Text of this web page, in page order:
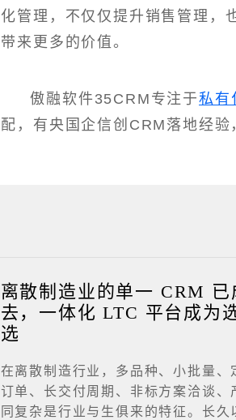
化管理，不仅仅提升销售管理，
带来更多的价值。
傲融软件35CRM专注于私有
配，有央国企信创CRM落地经验
离散制造业的单一 CRM 已
去，一体化 LTC 平台成为
选
在离散制造行业，多品种、小批量、
订单、长交付周期、非标方案洽谈、
同复杂是行业与生俱来的特征。长久